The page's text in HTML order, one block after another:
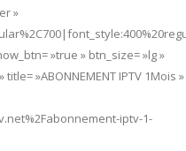
»
»true » btn_size= »lg »
»ABONNEMENT IPTV 1Mois »
iptv-1-